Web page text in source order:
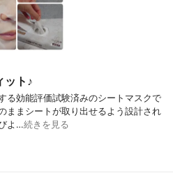
ット♪
る効能評価試験済みのシートマスクで
ままシートが取り出せるよう設計され
よ…続きを見る